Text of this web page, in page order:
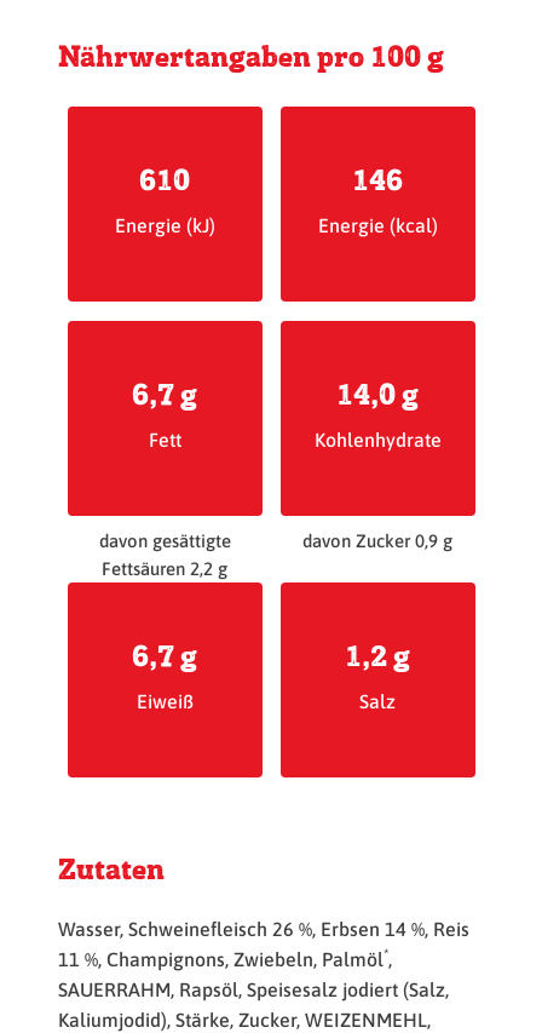
Nährwertangaben pro 100 g
610
Energie (kJ)
146
Energie (kcal)
6,7 g
Fett
davon gesättigte
Fettsäuren 2,2 g
14,0 g
Kohlenhydrate
davon Zucker 0,9 g
6,7 g
Eiweiß
1,2 g
Salz
Zutaten
Wasser, Schweinefleisch 26 %, Erbsen 14 %, Reis
11 %, Champignons, Zwiebeln, Palmöl*,
SAUERRAHM, Rapsöl, Speisesalz jodiert (Salz,
Kaliumjodid), Stärke, Zucker, WEIZENMEHL,